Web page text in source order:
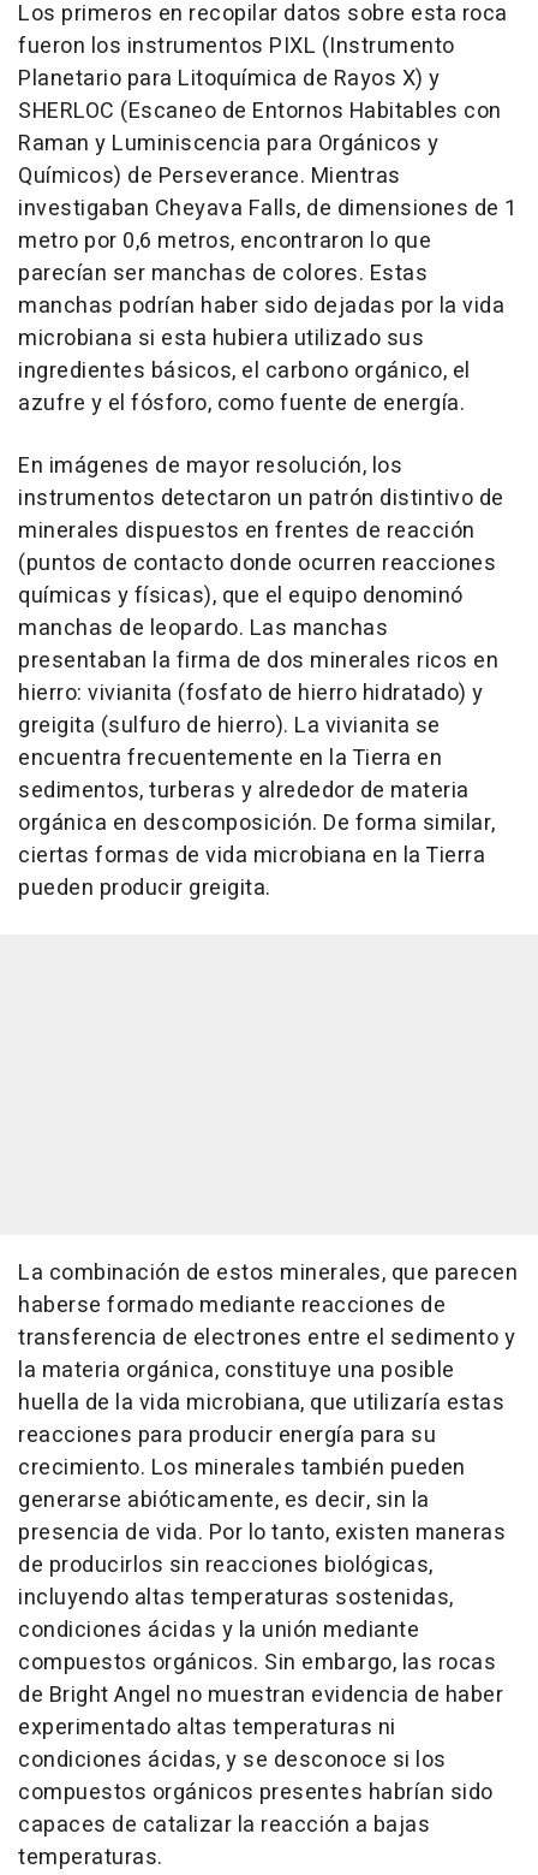
Los primeros en recopilar datos sobre esta roca
fueron los instrumentos PIXL (Instrumento
Planetario para Litoquímica de Rayos X) y
SHERLOC (Escaneo de Entornos Habitables con
Raman y Luminiscencia para Orgánicos y
Químicos) de Perseverance. Mientras
investigaban Cheyava Falls, de dimensiones de 1
metro por 0,6 metros, encontraron lo que
parecían ser manchas de colores. Estas
manchas podrían haber sido dejadas por la vida
microbiana si esta hubiera utilizado sus
ingredientes básicos, el carbono orgánico, el
azufre y el fósforo, como fuente de energía.
En imágenes de mayor resolución, los
instrumentos detectaron un patrón distintivo de
minerales dispuestos en frentes de reacción
(puntos de contacto donde ocurren reacciones
químicas y físicas), que el equipo denominó
manchas de leopardo. Las manchas
presentaban la firma de dos minerales ricos en
hierro: vivianita (fosfato de hierro hidratado) y
greigita (sulfuro de hierro). La vivianita se
encuentra frecuentemente en la Tierra en
sedimentos, turberas y alrededor de materia
orgánica en descomposición. De forma similar,
ciertas formas de vida microbiana en la Tierra
pueden producir greigita.
La combinación de estos minerales, que parecen
haberse formado mediante reacciones de
transferencia de electrones entre el sedimento y
la materia orgánica, constituye una posible
huella de la vida microbiana, que utilizaría estas
reacciones para producir energía para su
crecimiento. Los minerales también pueden
generarse abióticamente, es decir, sin la
presencia de vida. Por lo tanto, existen maneras
de producirlos sin reacciones biológicas,
incluyendo altas temperaturas sostenidas,
condiciones ácidas y la unión mediante
compuestos orgánicos. Sin embargo, las rocas
de Bright Angel no muestran evidencia de haber
experimentado altas temperaturas ni
condiciones ácidas, y se desconoce si los
compuestos orgánicos presentes habrían sido
capaces de catalizar la reacción a bajas
temperaturas.